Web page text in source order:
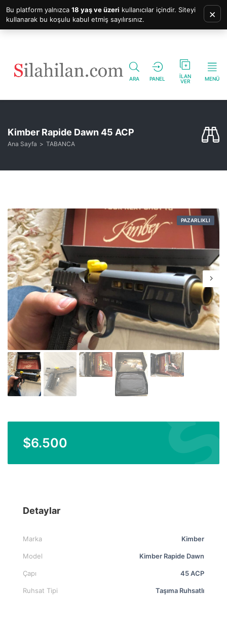
ARA PANEL
İLAN
VER
MENÜ
Kimber Rapide Dawn 45 ACP
Ana Sayfa TABANCA
PAZARLIKLI
$6.500
Detaylar
Marka Kimber
Model Kimber Rapide Dawn
Çapı 45 ACP
Ruhsat Tipi Taşıma Ruhsatlı
Bu platform yalnızca 18 yaş ve üzeri kullanıcılar içindir. Siteyi
kullanarak bu koşulu kabul etmiş sayılırsınız.
×